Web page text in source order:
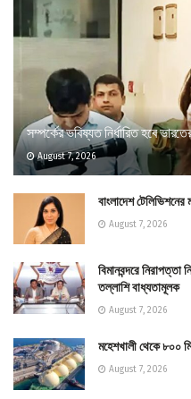
সম্পর্কের ভবিষ্যত নির্ধারিত হবে
August 7, 2026
বাংলাদেশ
August 7, 2026
বিমানবন্দরে
তল্লাশি বাধ্যতামূলক
August 7, 2026
মহেশখালী থেকে ৮০০
August 7, 2026